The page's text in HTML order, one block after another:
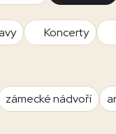
Koncerty
zámecké nádvoří